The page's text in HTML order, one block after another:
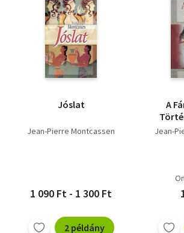
Jóslat
Jean-Pierre Montcassen
1 090 Ft - 1 300 Ft
2 példány
A
Jean-